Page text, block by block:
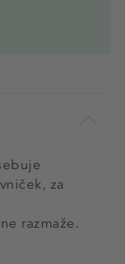
za
razmaže.